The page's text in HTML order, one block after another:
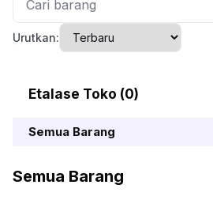
Urutkan:
Etalase Toko (0)
Semua Barang
Semua Barang